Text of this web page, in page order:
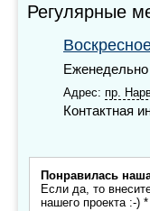
Регулярные
Еженедельно
Адрес: пр.
Контактная
Понравилась
Если да, то
нашего проекта :-) *